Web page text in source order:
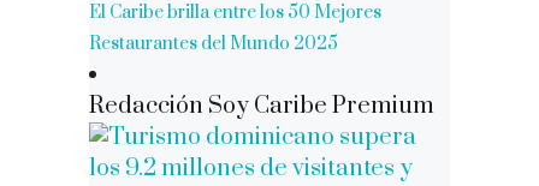
El Caribe brilla entre los 50 Mejores
Restaurantes del Mundo 2025
Redacción Soy Caribe Premium